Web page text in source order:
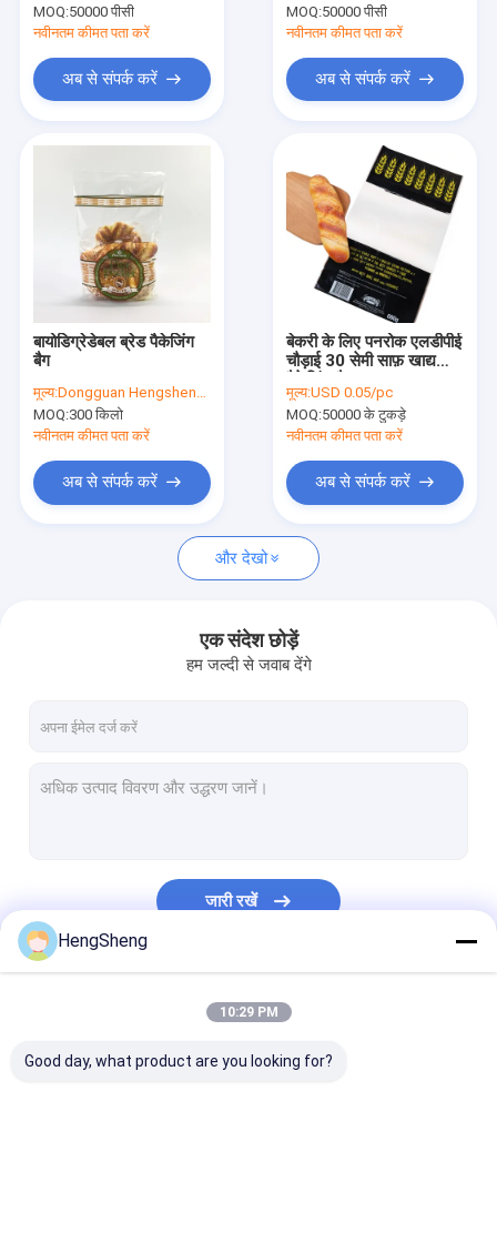
हमारे बारे में
कारखाना भ्रमण
गुणवत्ता नियंत्रण
समाचार
एक उद्धरण का अनुरोध करें
पुन: प्रयोज्य बर्फ बैग
कस्टम प्लास्टिक उपहार बैग
प्लास्टिक समाचार पत्र बैग
MOQ:50000 पीसी
नवीनतम कीमत पता करें
अब से संपर्क करें
MOQ:50000 पीसी
नवीनतम कीमत पता करें
अब से संपर्क करें
बायोडिग्रेडेबल ब्रेड पैकेजिंग
बैग
मूल्य:Dongguan Hengsheng Polybag
MOQ:300 किलो
नवीनतम कीमत पता करें
अब से संपर्क करें
बेकरी के लिए पनरोक एलडीपीई
चौड़ाई 30 सेमी साफ़ खाद्य
मूल्य:USD 0.05/pc
MOQ:50000 के टुकड़े
नवीनतम कीमत पता करें
अब से संपर्क करें
और देखो
एक संदेश छोड़ें
हम जल्दी से जवाब देंगे
जारी रखें
HengSheng
10:29 PM
Good day, what product are you looking for?